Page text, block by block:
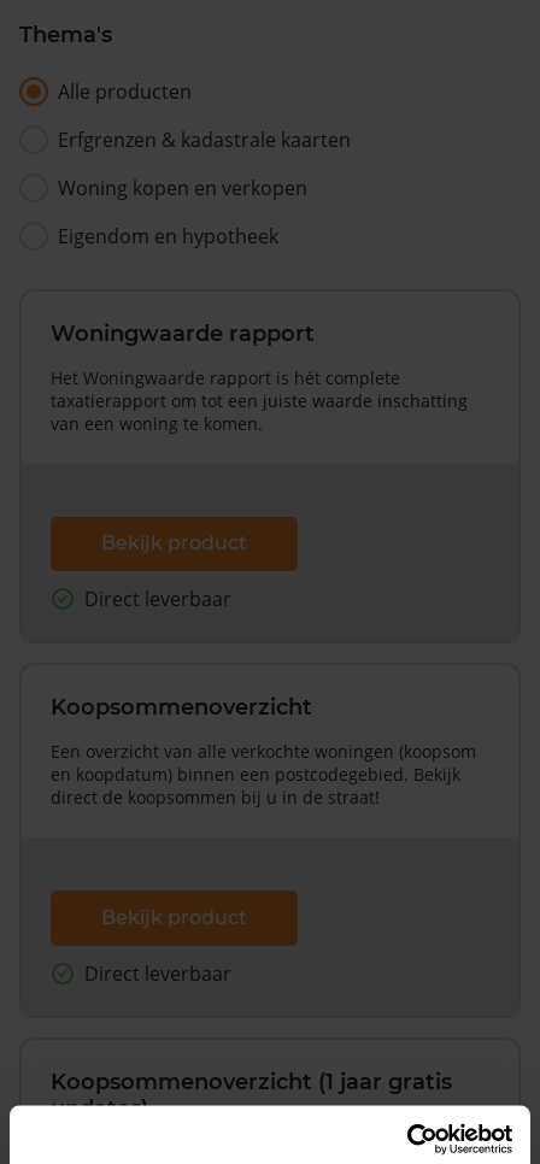
Thema's
Alle producten
Erfgrenzen & kadastrale kaarten
Woning kopen en verkopen
Eigendom en hypotheek
Woningwaarde rapport
Het Woningwaarde rapport is hét complete
taxatierapport om tot een juiste waarde inschatting
van een woning te komen.
Bekijk product
Direct leverbaar
Koopsommenoverzicht
Een overzicht van alle verkochte woningen (koopsom
en koopdatum) binnen een postcodegebied. Bekijk
direct de koopsommen bij u in de straat!
Bekijk product
Direct leverbaar
Koopsommenoverzicht (1 jaar gratis
updates)